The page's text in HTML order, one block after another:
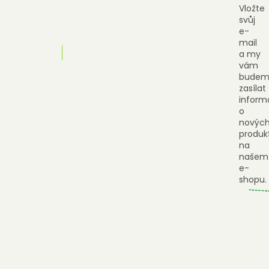
Vložte
svůj
e-
mail
a my
vám
zasílat
o
nových
na
našem
e-
shopu.